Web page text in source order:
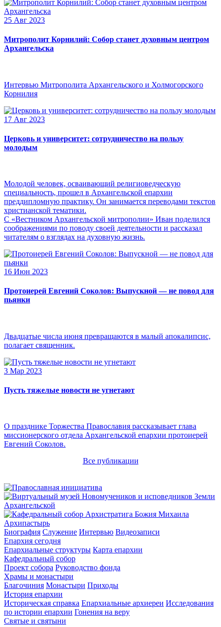
25 Авг 2023
Митрополит Корнилий: Собор станет духовным центром
Архангельска
Интервью Митрополита Архангельского и Холмогорского
Корнилия
17 Авг 2023
Церковь и университет: сотрудничество на пользу
молодым
Молодой человек, осваивающий религиоведческую
специальность, прошел в Архангельской епархии
преддипломную практику. Он занимается переводами текстов
христианской тематики.
С «Вестником Архангельской митрополии» Иван поделился
соображениями по поводу своей деятельности и рассказал
читателям о взглядах на духовную жизнь.
16 Июн 2023
Протоиерей Евгений Соколов: Выпускной — не повод для
пьянки
Двадцатые числа июня превращаются в малый апокалипсис,
полагает священник.
3 Мар 2023
Пусть тяжелые новости не угнетают
О празднике Торжества Православия рассказывает глава
миссионерского отдела Архангельской епархии протоиерей
Евгений Соколов.
Все публикации
Архипастырь
Биография Служение Интервью Видеозаписи
Епархия сегодня
Епархиальные структуры Карта епархии
Кафедральный собор
Проект собора Руководство фонда
Храмы и монастыри
Благочиния Монастыри Приходы
История епархии
Историческая справка Епархиальные архиереи Исследования
по истории епархии Гонения на веру
Святые и святыни